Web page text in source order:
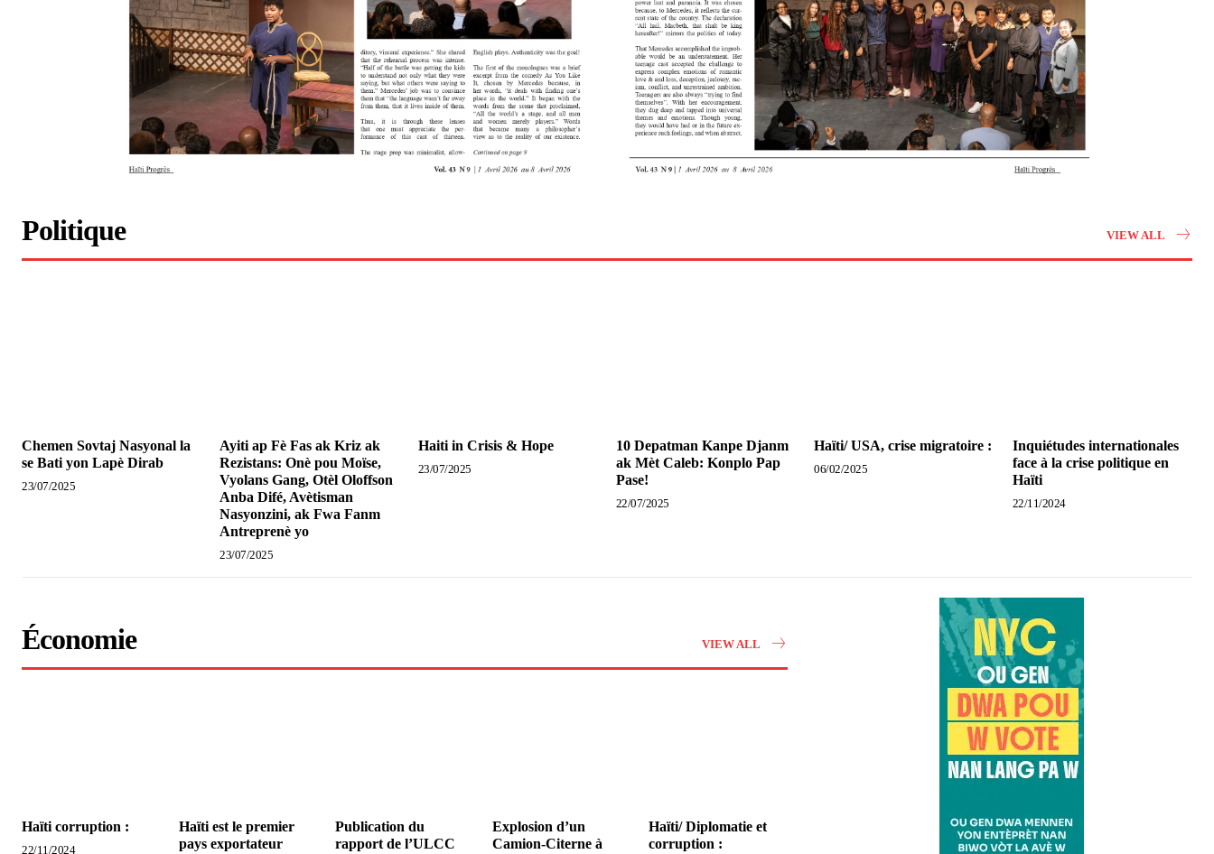
Politique VIEW ALL
Chemen Sovtaj Nasyonal la
se Bati yon Lapè Dirab
23/07/2025
Ayiti ap Fè Fas ak Kriz ak
Rezistans: Onè pou Moïse,
Vyolans Gang, Otèl Oloffson
Anba Difé, Avètisman
Nasyonzini, ak Fwa Fanm
Antreprenè yo
23/07/2025
Haiti in Crisis & Hope
23/07/2025
10 Depatman Kanpe Djanm
ak Mèt Caleb: Konplo Pap
Pase!
22/07/2025
Haïti/ USA, crise migratoire :
06/02/2025
Inquiétudes internationales
face à la crise politique en
Haïti
22/11/2024
Économie VIEW ALL
Haïti corruption :
22/11/2024
Haïti est le premier
pays exportateur
Publication du
rapport de l’ULCC
Explosion d’un
Camion-Citerne à
Haïti/ Diplomatie et
corruption :